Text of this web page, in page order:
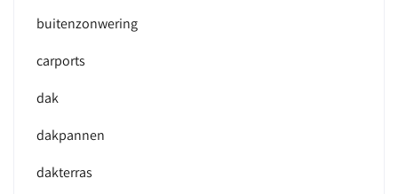
buitenzonwering
carports
dak
dakpannen
dakterras